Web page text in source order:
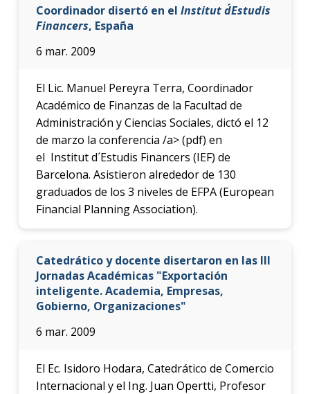
Coordinador disertó en el Institut d´Estudis
Financers, España
6 mar. 2009
El Lic. Manuel Pereyra Terra, Coordinador
Académico de Finanzas de la Facultad de
Administración y Ciencias Sociales, dictó el 12
de marzo la conferencia /a> (pdf) en
el Institut d´Estudis Financers (IEF) de
Barcelona. Asistieron alrededor de 130
graduados de los 3 niveles de EFPA (European
Financial Planning Association).
Catedrático y docente disertaron en las III
Jornadas Académicas "Exportación
inteligente. Academia, Empresas,
Gobierno, Organizaciones"
6 mar. 2009
El Ec. Isidoro Hodara, Catedrático de Comercio
Internacional y el Ing. Juan Opertti, Profesor